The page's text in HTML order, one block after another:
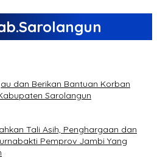
dan Berikan Bantuan Korban
Sarolangun
Tali Asih, Penghargaan dan
Pemprov Jambi Yang